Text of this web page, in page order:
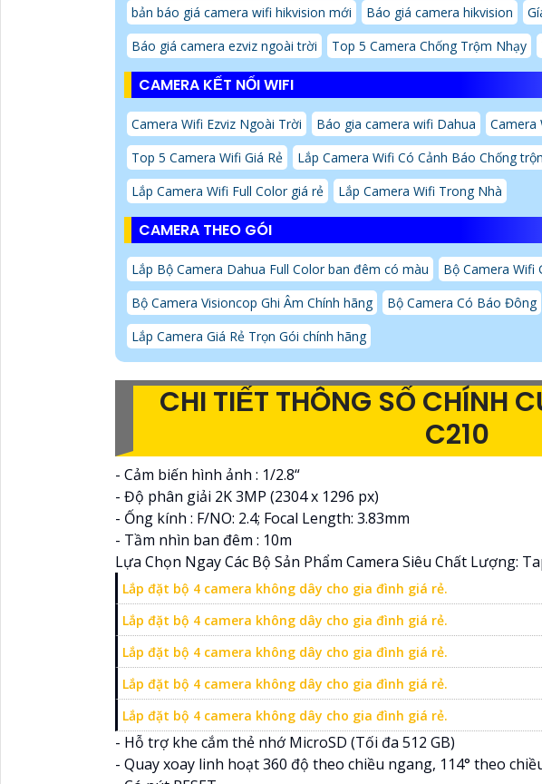
bản báo giá camera wifi hikvision mới
Báo giá camera hikvision
Báo giá camera ezviz ngoài trời
Top 5 Camera Chống Trộm Nhạy
CAMERA KẾT NỐI WIFI
Camera Wifi Ezviz Ngoài Trời Báo gia camera wifi Dahua
Camera
Top 5 Camera Wifi Giá Rẻ
Lắp Camera Wifi Có Cảnh Báo Chống
Lắp Camera Wifi Full Color giá rẻ
Lắp Camera Wifi Trong Nhà
CAMERA THEO GÓI
Lắp Bộ Camera Dahua Full Color ban đêm có màu
Bộ Camera Wifi
Bộ Camera Visioncop Ghi Âm Chính hãng
Bộ Camera Có Báo Đông
Lắp Camera Giá Rẻ Trọn Gói chính hãng
CHI TIẾT THÔNG SỐ CHÍNH
C210
- Cảm biến hình ảnh : 1/2.8“
- Độ phân giải 2K 3MP (2304 x 1296 px)
- Ống kính : F/NO: 2.4; Focal Length: 3.83mm
- Tầm nhìn ban đêm : 10m
Lựa Chọn Ngay Các Bộ Sản Phẩm Camera Siêu Chất Lượng:
Lắp đặt bộ 4 camera không dây cho gia đình giá rẻ.
Lắp đặt bộ 4 camera không dây cho gia đình giá rẻ.
Lắp đặt bộ 4 camera không dây cho gia đình giá rẻ.
Lắp đặt bộ 4 camera không dây cho gia đình giá rẻ.
Lắp đặt bộ 4 camera không dây cho gia đình giá rẻ.
- Hỗ trợ khe cắm thẻ nhớ MicroSD (Tối đa 512 GB)
- Quay xoay linh hoạt 360 độ theo chiều ngang, 114° theo